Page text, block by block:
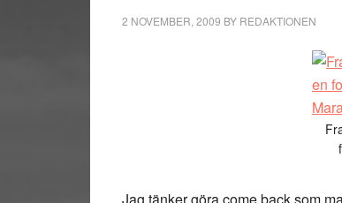
2 NOVEMBER, 2009 BY REDAKTIONEN